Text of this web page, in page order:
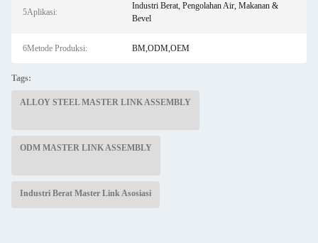
5Aplikasi:
Industri Berat, Pengolahan Air, Makanan &
Bevel
6Metode Produksi: BM,ODM,OEM
Tags:
ALLOY STEEL MASTER LINK ASSEMBLY
ODM MASTER LINK ASSEMBLY
Industri Berat Master Link Asosiasi